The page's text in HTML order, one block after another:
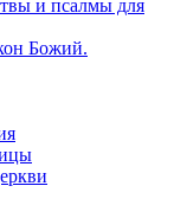
и псалмы для
Божий.